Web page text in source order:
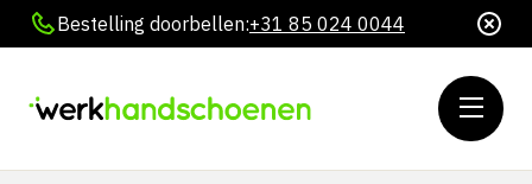
Bestelling doorbellen:+31 85 024 0044